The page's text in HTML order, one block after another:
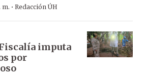
m. · Redacción ÚH
imputa
por